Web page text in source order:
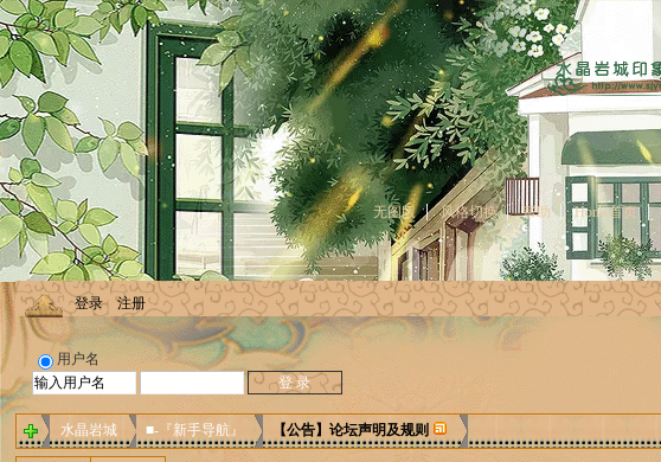
无图版 风格切换 帮助 Home首页
登录 注册
用户名
水晶岩城 ■-『新手导航』 【公告】论坛声明及规则